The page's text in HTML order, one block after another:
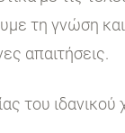
τη γνώση
απαιτήσεις.
του ιδανικού